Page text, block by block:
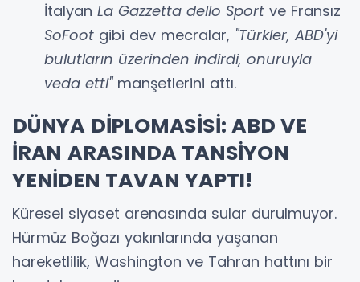
İtalyan La Gazzetta dello Sport ve Fransız
SoFoot gibi dev mecralar, "Türkler, ABD'yi
bulutların üzerinden indirdi, onuruyla
veda etti"manşetlerini attı.
DÜNYA DİPLOMASİSİ: ABD VE
İRAN ARASINDA TANSİYON
YENİDEN TAVAN YAPTI!
Küresel siyaset arenasında sular durulmuyor.
Hürmüz Boğazı yakınlarında yaşanan
hareketlilik, Washington ve Tahran hattını bir